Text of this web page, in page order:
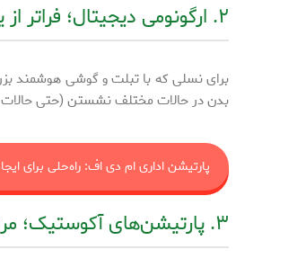
۲. ارگونومی دیجیتال؛ فراتر از یک صندلی معمولی
برای نسلی که با تبلت و گوشی هوشمند
بدن در حالات مختلف نشستن (حتی حالات
پارتیشن اداری ام دی اف: راه‌حلی برای
۳. پارتیشن‌های آکوستیک؛ مرز ظریف آرامش و هیاهو